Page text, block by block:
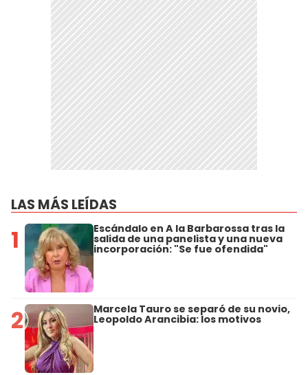
LAS MÁS LEÍDAS
1 Escándalo en A la Barbarossa tras la
salida de una panelista y una nueva
incorporación: "Se fue ofendida"
2 Marcela Tauro se separó de su novio,
Leopoldo Arancibia: los motivos